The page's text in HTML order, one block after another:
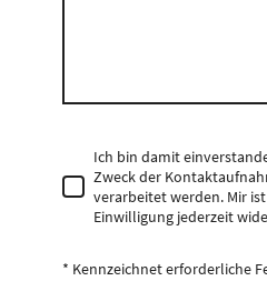
Ich bin damit
Zweck der
verarbeitet werden. Mir
Einwilligung jederzeit
* Kennzeichnet erforderliche